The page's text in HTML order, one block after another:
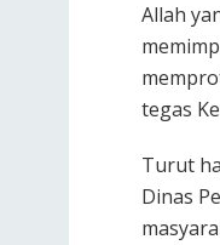
Allah
tegas
Turut
Dinas